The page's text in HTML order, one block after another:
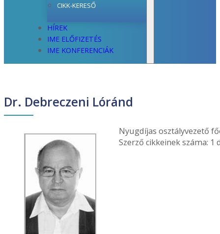
CIKK-KERESŐ
HÍREK
IME ELŐFIZETÉS
IME KONFERENCIÁK
Dr. Debreczeni Lóránd
Nyugdíjas osztályvezető
Szerző cikkeinek száma: 1